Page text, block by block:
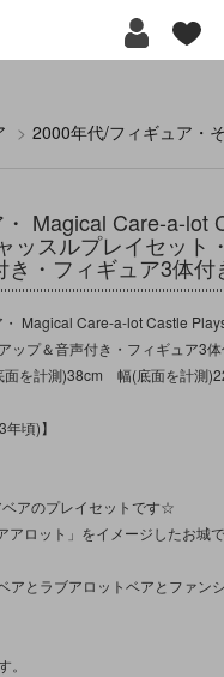
> 2000年代/フィギュア・
Magical Care-a-lot
ッスルプレイセット
き・フィギュア3体付
・ Magical Care-a-lot Castle
ップ＆音声付き・フィギュア3体
を計測)38cm 幅(底面を計測
頃)】
アのプレイセットです☆
ロット」をイメージしたお城で
とラブアロットベアとファン